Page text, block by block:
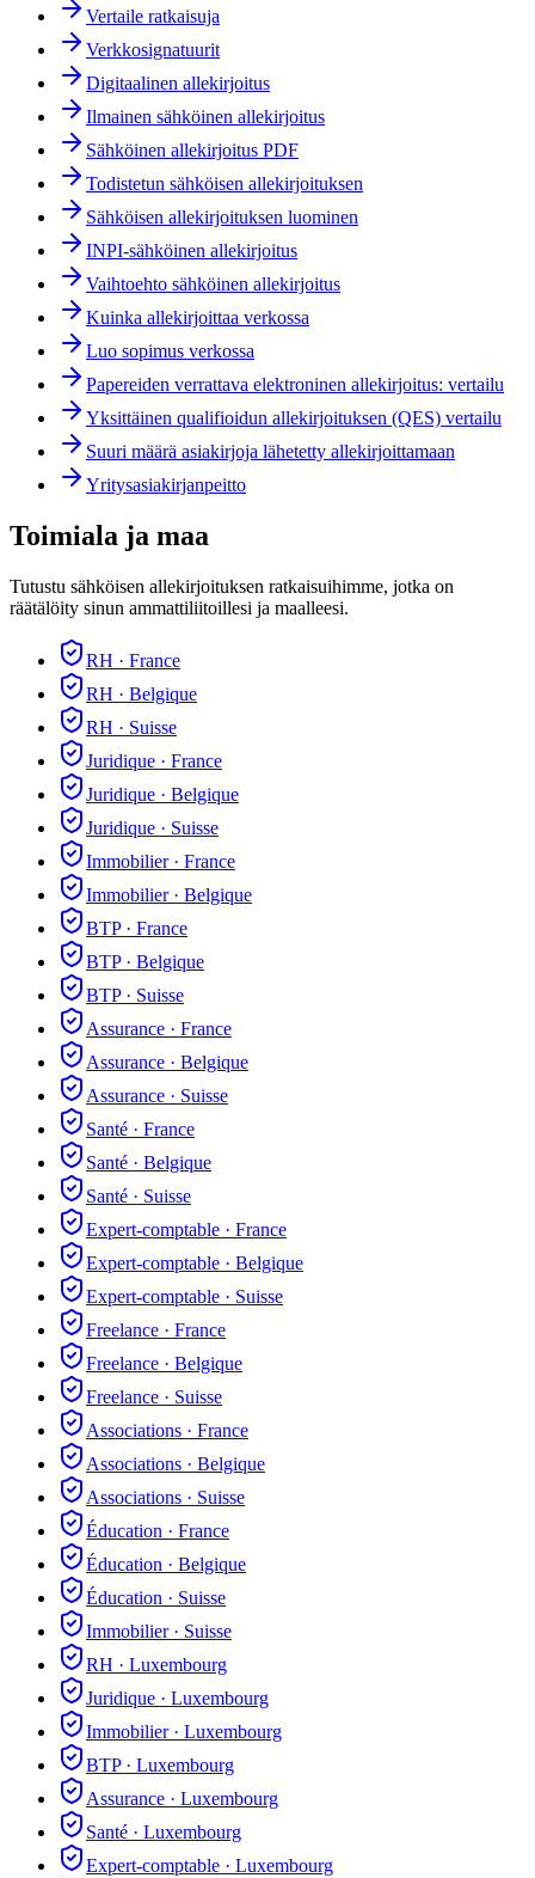
Vertaile ratkaisuja
Verkkosignatuurit
Digitaalinen allekirjoitus
Ilmainen sähköinen allekirjoitus
Sähköinen allekirjoitus PDF
Todistetun sähköisen allekirjoituksen
Sähköisen allekirjoituksen luominen
INPI-sähköinen allekirjoitus
Vaihtoehto sähköinen allekirjoitus
Kuinka allekirjoittaa verkossa
Luo sopimus verkossa
Papereiden verrattava elektroninen allekirjoitus: vertailu
Yksittäinen qualifioidun allekirjoituksen (QES) vertailu
Suuri määrä asiakirjoja lähetetty allekirjoittamaan
Yritysasiakirjanpeitto
Toimiala ja maa
Tutustu sähköisen allekirjoituksen ratkaisuihimme, jotka on
räätälöity sinun ammattiliitoillesi ja maalleesi.
RH · France
RH · Belgique
RH · Suisse
Juridique · France
Juridique · Belgique
Juridique · Suisse
Immobilier· France
Immobilier· Belgique
BTP· France
BTP· Belgique
BTP· Suisse
Assurance · France
Assurance · Belgique
Assurance · Suisse
Santé · France
Santé · Belgique
Santé · Suisse
Expert-comptable · France
Expert-comptable · Belgique
Expert-comptable · Suisse
Freelance · France
Freelance · Belgique
Freelance · Suisse
Associations · France
Associations · Belgique
Associations · Suisse
Éducation · France
Éducation · Belgique
Éducation · Suisse
Immobilier· Suisse
RH · Luxembourg
Juridique · Luxembourg
Immobilier· Luxembourg
BTP· Luxembourg
Assurance · Luxembourg
Santé · Luxembourg
Expert-comptable · Luxembourg